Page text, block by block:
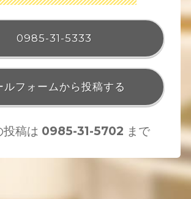
0985-31-5333
ルフォームから投稿する
投稿は 0985-31-5702 まで